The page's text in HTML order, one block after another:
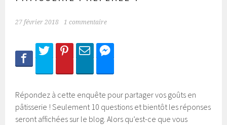
27 février 2018 1 commentaire
Répondez à cette enquête pour partager vos goûts en
pâtisserie ! Seulement 10 questions et bientôt les réponses
seront affichées sur le blog. Alors qu’est-ce que vous